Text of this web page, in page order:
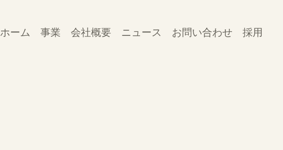
ホーム 事業 会社概要 ニュース お問い合わせ 採用